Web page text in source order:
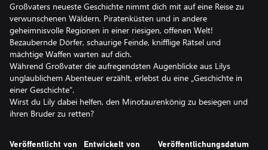
Großvaters neueste Geschichte nimmt dich mit auf eine Reise zu
verwunschenen Wäldern, Piratenküsten und in andere
geheimnisvolle Regionen in einer riesigen, offenen Welt!
Bezaubernde Dörfer, schaurige Feinde, knifflige Rätsel und
mächtige Waffen warten auf dich.
Während Großvater die aufregendsten Augenblicke aus Lilys
unglaublichem Abenteuer erzählt, erlebst du eine „Geschichte in
einer Geschichte“.
Wirst du Lily dabei helfen, den Minotaurenkönig zu besiegen und
ihren Bruder zu retten?
Veröffentlicht von Entwickelt von Veröffentlichungsdatum